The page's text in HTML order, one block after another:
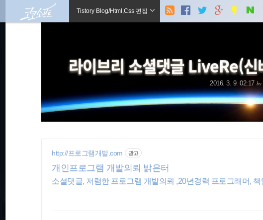
현
치
::
Tistory Blog/Html,Css 편집
라이브리 소셜댓글 LiveRe(
2016. 3. 9. 02:17 by
http://프로그램개발.com 광고
개인프로그램 개발의뢰 밝은터
소셜댓글, 저렴한 프로그램 개발의뢰 ,20년경력 프로그래머, 책